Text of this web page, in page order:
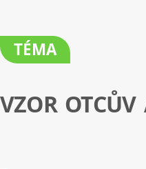
TÉMA
VZOR